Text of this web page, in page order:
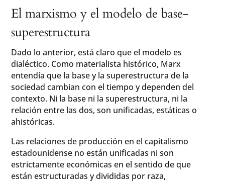
El marxismo y el modelo de base-
superestructura
Dado lo anterior, está claro que el modelo es
dialéctico. Como materialista histórico, Marx
entendía que la base y la superestructura de la
sociedad cambian con el tiempo y dependen del
contexto. Ni la base ni la superestructura, ni la
relación entre las dos, son unificadas, estáticas o
ahistóricas.
Las relaciones de producción en el capitalismo
estadounidense no están unificadas ni son
estrictamente económicas en el sentido de que
están estructuradas y divididas por raza,